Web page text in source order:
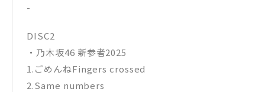
-
DISC2
・乃木坂46 新参者2025
1.ごめんねFingers crossed
2.Same numbers